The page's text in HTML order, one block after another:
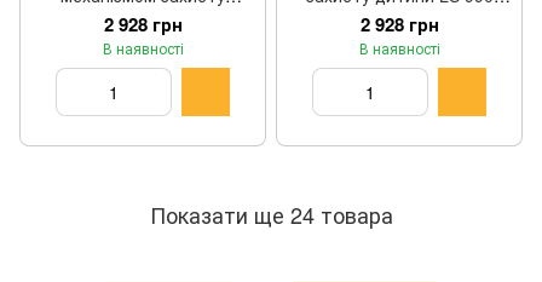
дитини LS 990 Jung
ME1520KIC
2 928 грн
В наявності
Jung ME1520KIAT
2 928 грн
В наявності
Показати ще 24 товара